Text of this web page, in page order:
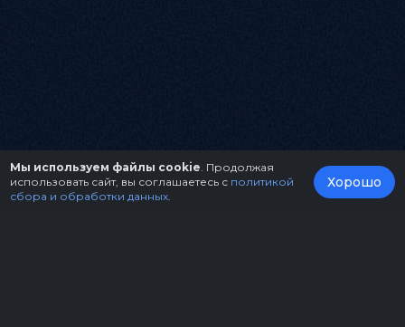
Мы используем файлы cookie . Продолжая
использовать сайт, вы соглашаетесь с политикой
сбора и обработки данных
Хорошо